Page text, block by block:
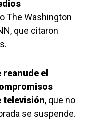
The Washington
que citaron
reanude el
televisión, que no
se suspende.